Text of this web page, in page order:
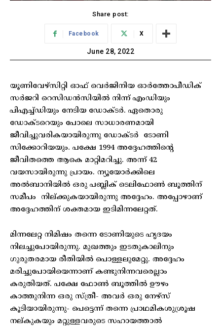
Share post:
Facebook X
June 28, 2022
യൂണിവേഴ്സിറ്റി ഓഫ് വെർജിനിയ ഓർത്തോപീഡിക്
സർജറി റെസിഡൻസിയിൽ നിന്ന് എംഡിയും
പിഎച്ച്ഡിയും നേടിയ ഡോക്ടർ. ഏതൊരു
ഡോക്ടറെയും പോലെ സാധാരണമായി
ജീവിച്ചുവരികയായിരുന്നു ഡോക്ടർ ടോണി
സിക്കോറിയയും. പക്ഷേ 1994 അദ്ദേഹത്തിന്റെ
ജീവിതത്തെ ആകെ മാറ്റിമറിച്ചു. അന്ന് 42
വയസായിരുന്നു പ്രായം. ന്യൂയോർക്കിലെ
അൽബാനിയിൽ ഒരു പബ്ലിക് ടെലിഫോൺ ബൂത്തിന്
സമീപം നില്ക്കുകയായിരുന്നു അദ്ദേഹം. അപ്പോഴാണ്
അദ്ദേഹത്തിന് ശക്തമായ ഇടിമിന്നലേറ്റത്.
മിന്നലേറ്റ നിമിഷം തന്നെ ടോണിയുടെ ഹൃദയം
നിലച്ചുപോയിരുന്നു. മുഖത്തും ഇടതുകാലിനും
ഗുരുതരമായ രീതിയിൽ പൊള്ളലുമേറ്റു. അദ്ദേഹം
മരിച്ചുപോയിയെന്നാണ് കണ്ടുനിന്നവരെല്ലാം
കരുതിയത്. പക്ഷേ ഫോൺ ബൂത്തിൽ ഊഴം
കാത്തുനിന്ന ഒരു സ്ത്രീ- അവർ ഒരു നേഴ്സ്
കൂടിയായിരുന്നു- പെട്ടെന്ന് തന്നെ പ്രാഥമികശുശ്രൂഷ
നല്കുകയും മറ്റുള്ളവരുടെ സഹായത്താൽ